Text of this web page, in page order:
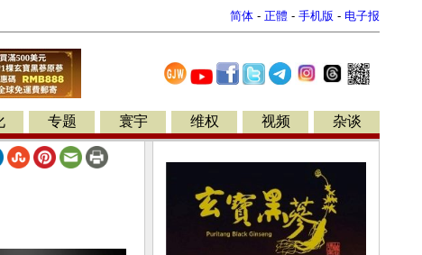
简体 - 正體 - 手机版 - 电子报
专题 寰宇 维权 视频 杂谈